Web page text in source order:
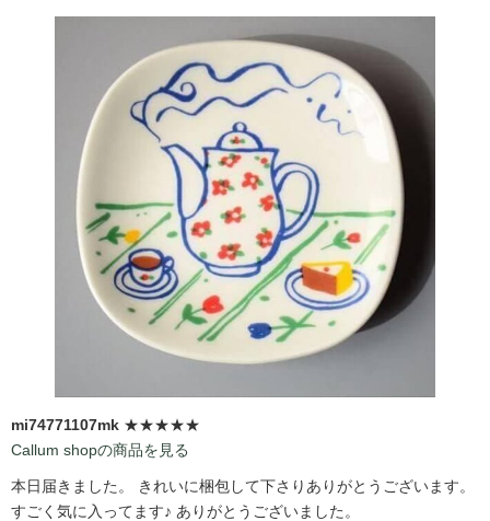
mi74771107mk ★★★★★
Callum shopの商品を見る
本日届きました。 きれいに梱包して下さりありがとうございます。
すごく気に入ってます♪ ありがとうございました。